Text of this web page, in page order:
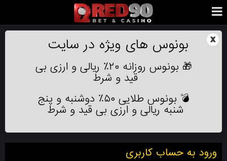
x بونوس های ویژه در سایت
🎁 بونوس روزانه ۲۰٪ ریالی و ارزی بی
قید و شرط
💣 بونوس طلایی ۵۰٪ دوشنبه و پنج
شنبه ریالی و ارزی بی قید و شرط
ورود به حساب کاربری